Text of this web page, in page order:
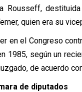
Rousseff,
quien era su
en el Congreso
1985, según un
de acuerdo
de diputados